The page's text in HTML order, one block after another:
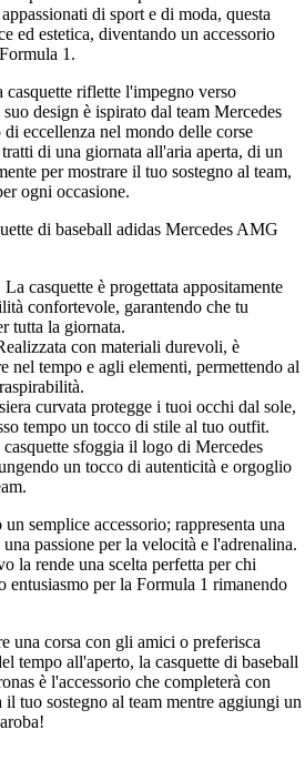
di sport e di moda, questa
ed estetica, diventando un accessorio
1.
casquette riflette l'impegno verso
design è ispirato dal team Mercedes
eccellenza nel mondo delle corse
di una giornata all'aria aperta, di un
per mostrare il tuo sostegno al team,
ogni occasione.
di baseball adidas Mercedes AMG
La casquette è progettata appositamente
confortevole, garantendo che tu
tutta la giornata.
con materiali durevoli, è
nel tempo e agli elementi, permettendo al
curvata protegge i tuoi occhi dal sole,
tempo un tocco di stile al tuo outfit.
sfoggia il logo di Mercedes
un tocco di autenticità e orgoglio
semplice accessorio; rappresenta una
passione per la velocità e l'adrenalina.
la rende una scelta perfetta per chi
entusiasmo per la Formula 1 rimanendo
una corsa con gli amici o preferisca
tempo all'aperto, la casquette di baseball
è l'accessorio che completerà con
tuo sostegno al team mentre aggiungi un